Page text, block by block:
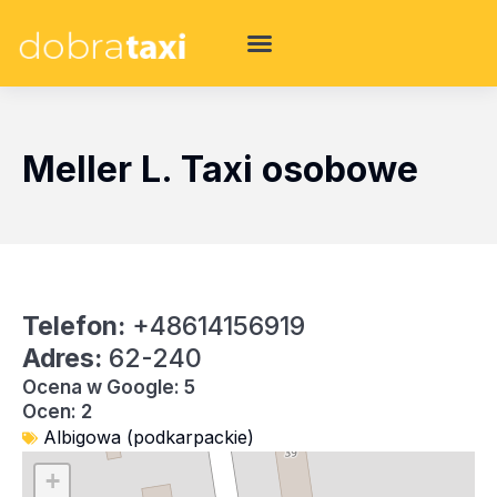
Meller L. Taxi osobowe
Telefon: +48614156919
Adres: 62-240
Ocena w Google: 5
Ocen: 2
Albigowa (podkarpackie)
+